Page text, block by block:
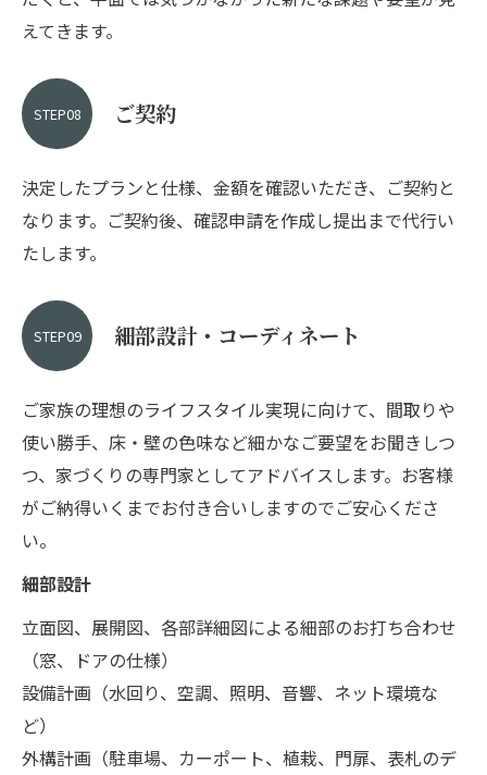
えてきます。
ご契約
STEP08
決定したプランと仕様、金額を確認いただき、ご契約と
なります。ご契約後、確認申請を作成し提出まで代行い
たします。
細部設計・コーディネート
STEP09
ご家族の理想のライフスタイル実現に向けて、間取りや
使い勝手、床・壁の色味など細かなご要望をお聞きしつ
つ、家づくりの専門家としてアドバイスします。お客様
がご納得いくまでお付き合いしますのでご安心くださ
い。
細部設計
立面図、展開図、各部詳細図による細部のお打ち合わせ
（窓、ドアの仕様）
設備計画（水回り、空調、照明、音響、ネット環境な
ど）
外構計画（駐車場、カーポート、植栽、門扉、表札のデ
お問い合わせ・ご相談はこちら